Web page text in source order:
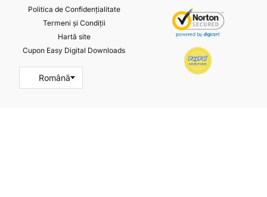
Politica de Confidențialitate
Termeni și Condiții
Hartă site
Cupon Easy Digital Downloads